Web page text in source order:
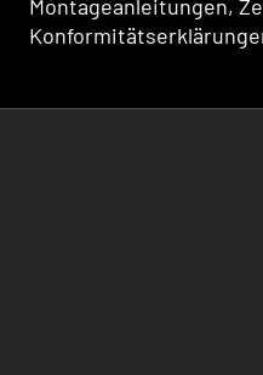
Montageanleitungen,